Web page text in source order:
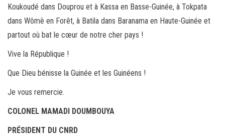
Koukoudé dans Douprou et à Kassa en Basse-Guinée, à Tokpata
dans Wômè en Forêt, à Batila dans Baranama en Haute-Guinée et
partout où bat le cœur de notre cher pays !
Vive la République !
Que Dieu bénisse la Guinée et les Guinéens !
Je vous remercie.
COLONEL MAMADI DOUMBOUYA
PRÉSIDENT DU CNRD